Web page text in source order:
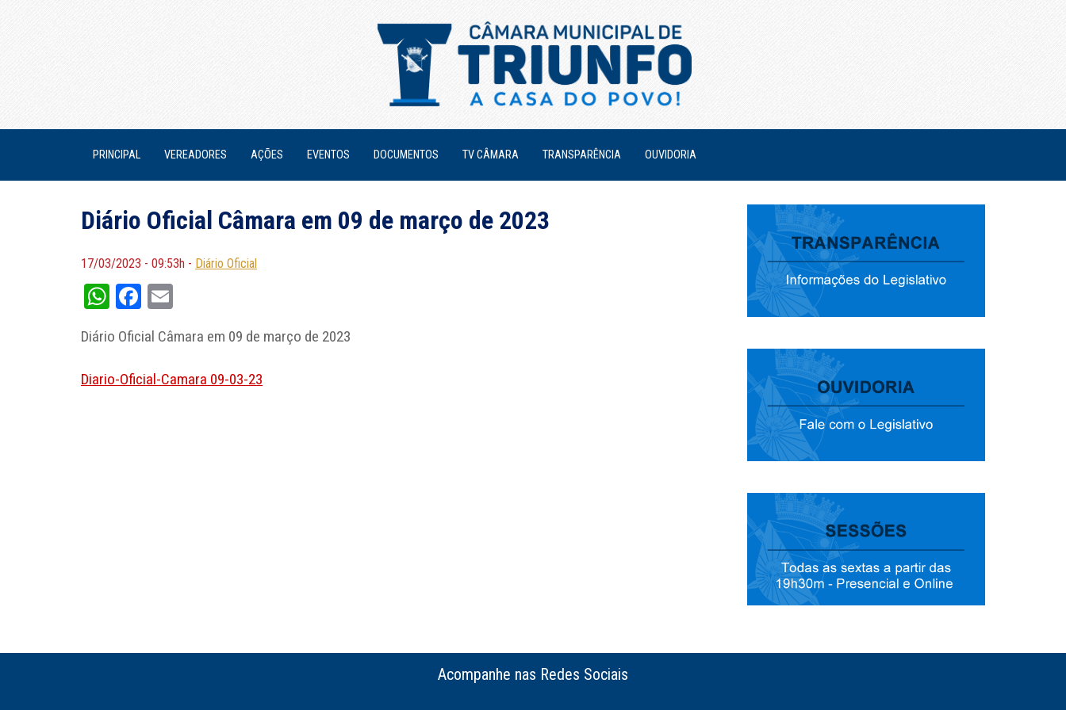
PRINCIPAL VEREADORES AÇÕES EVENTOS DOCUMENTOS TV CÂMARA TRANSPARÊNCIA OUVIDORIA
Diário Oficial Câmara em 09 de março de 2023
17/03/2023 - 09:53h - Diário Oficial
WhatsApp
Facebook
Diário Oficial Câmara em 09 de março de 2023
Diario-Oficial-Camara 09-03-23
Acompanhe nas Redes Sociais